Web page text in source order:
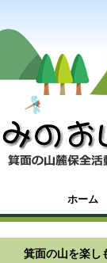
ホーム
箕面の山を楽し